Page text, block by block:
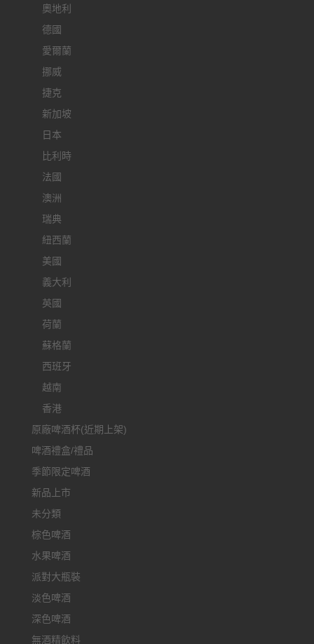
奧地利
德國
愛爾蘭
挪威
捷克
新加坡
日本
比利時
法國
澳洲
瑞典
紐西蘭
美國
義大利
英國
荷蘭
蘇格蘭
西班牙
越南
香港
原廠啤酒杯(近期上架)
啤酒禮盒/禮品
季節限定啤酒
新品上市
未分類
棕色啤酒
水果啤酒
派對大瓶裝
淡色啤酒
深色啤酒
無酒精飲料